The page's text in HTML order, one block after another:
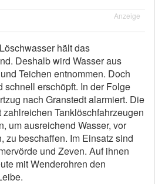
Anzeige
hält das
Deshalb wird Wasser aus
Teichen entnommen. Doch
erschöpft. In der Folge
nach Granstedt alarmiert. Die
Tanklöschfahrzeugen
um ausreichend Wasser, vor
zu beschaffen. Im Einsatz sind
und Zeven. Auf ihnen
mit Wenderohren den